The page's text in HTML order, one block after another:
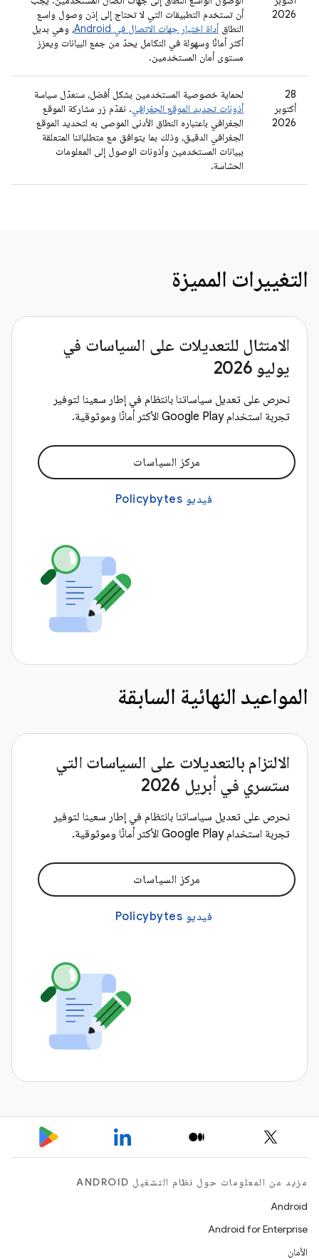
2026
أن تستخدم التطبيقات التي لا تحتاج إلى إذن وصول واسع
النطاق أداة اختيار جهات الاتصال في Android
، وهي بديل
أكثر أمانًا وسهولة في التكامل يحدّ من جمع البيانات ويعزز
مستوى أمان المستخدمين.
‫28
أكتوبر
2026
لحماية خصوصية المستخدمين بشكل أفضل، سنعدّل سياسة
أذونات تحديد الموقع الجغرافي. نقدّم زر مشاركة الموقع
الجغرافي باعتباره النطاق الأدنى الموصى به لتحديد الموقع
الجغرافي الدقيق، وذلك بما يتوافق مع متطلباتنا المتعلقة
ببيانات المستخدمين وأذونات الوصول إلى المعلومات
الحسّاسة.
التغييرات المميزة
الامتثال للتعديلات على السياسات في
يوليو 2026
نحرص على تعديل سياساتنا بانتظام في إطار سعينا لتوفير
تجربة استخدام Google Play الأكثر أمانًا وموثوقية.
مركز السياسات
فيديو Policybytes
المواعيد النهائية السابقة
الالتزام بالتعديلات على السياسات التي
ستسري في أبريل 2026
نحرص على تعديل سياساتنا بانتظام في إطار سعينا لتوفير
تجربة استخدام Google Play الأكثر أمانًا وموثوقية.
مركز السياسات
فيديو Policybytes
مزيد من المعلومات حول نظام التشغيل ANDROID
Android
Android for Enterprise
الأمان